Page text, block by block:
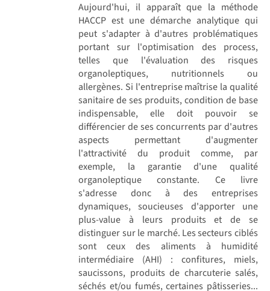
Aujourd'hui, il apparaît que la méthode
HACCP est une démarche analytique qui
peut s'adapter à d'autres problématiques
portant sur l'optimisation des process,
telles que l'évaluation des risques
organoleptiques, nutritionnels ou
allergènes. Si l'entreprise maîtrise la qualité
sanitaire de ses produits, condition de base
indispensable, elle doit pouvoir se
différencier de ses concurrents par d'autres
aspects permettant d'augmenter
l'attractivité du produit comme, par
exemple, la garantie d'une qualité
organoleptique constante. Ce livre
s'adresse donc à des entreprises
dynamiques, soucieuses d'apporter une
plus-value à leurs produits et de se
distinguer sur le marché. Les secteurs ciblés
sont ceux des aliments à humidité
intermédiaire (AHI) : confitures, miels,
saucissons, produits de charcuterie salés,
séchés et/ou fumés, certaines pâtisseries...